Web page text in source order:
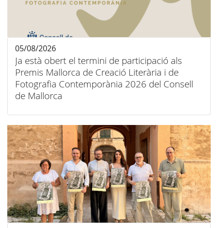
Ja està obert el termini de participació als
Premis Mallorca de Creació Literària i de
Fotografia Contemporània 2026 del Consell
de Mallorca
05/08/2026